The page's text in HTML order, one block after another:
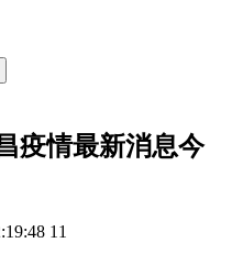
疫情最新消息今
11